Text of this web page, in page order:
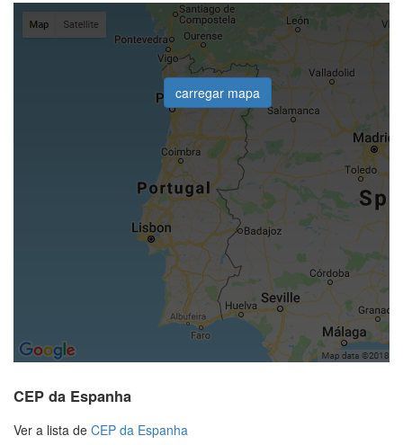
carregar mapa
CEP da Espanha
Ver a lista de CEP da Espanha